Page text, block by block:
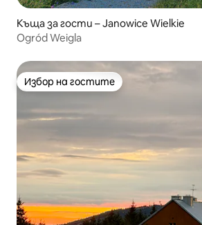
Къща за гости – Janowice Wielkie
Ogród Weigla
Избор на гостите
Избор на гостите